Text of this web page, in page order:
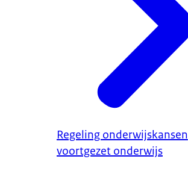
Regeling onderwijskansen
voortgezet onderwijs